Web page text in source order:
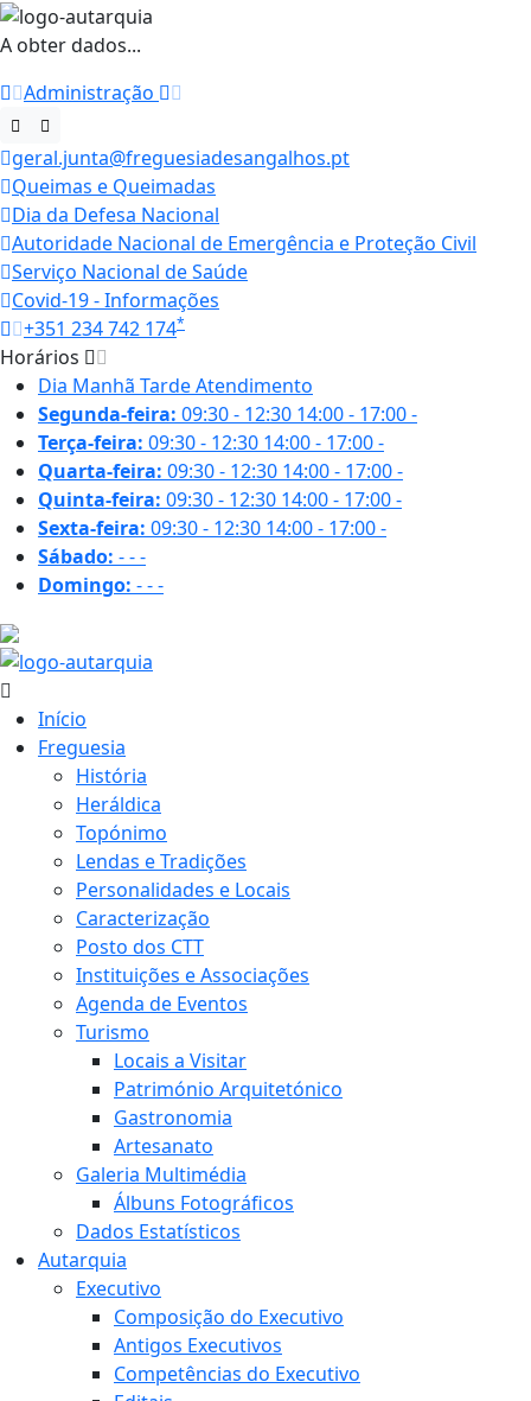
A obter dados...
Administração
geral.junta@freguesiadesangalhos.pt
Queimas e Queimadas
Dia da Defesa Nacional
Autoridade Nacional de Emergência e Proteção Civil
Serviço Nacional de Saúde
Covid-19 - Informações
+351 234 742 174*
Horários
Dia Manhã TardeAtendimento
Segunda-feira: 09:30 - 12:30 14:00 - 17:00-
Terça-feira: 09:30 - 12:30 14:00 - 17:00-
Quarta-feira: 09:30 - 12:30 14:00 - 17:00-
Quinta-feira: 09:30 - 12:30 14:00 - 17:00-
Sexta-feira: 09:30 - 12:30 14:00 - 17:00-
Sábado: ---
Domingo: ---
Início
Freguesia
História
Heráldica
Topónimo
Lendas e Tradições
Personalidades e Locais
Caracterização
Posto dos CTT
Instituições e Associações
Agenda de Eventos
Turismo
Locais a Visitar
Património Arquitetónico
Gastronomia
Artesanato
Galeria Multimédia
Álbuns Fotográficos
Dados Estatísticos
Autarquia
Executivo
Composição do Executivo
Antigos Executivos
Competências do Executivo